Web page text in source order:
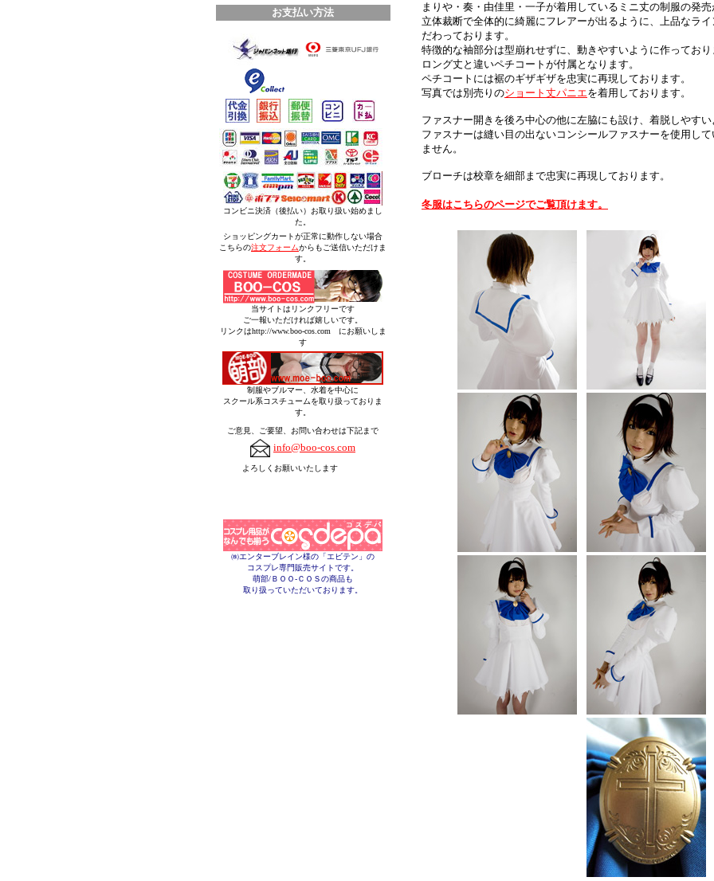
お支払い方法
コンビニ決済（後払い）お取り扱い始めまし
た。
ショッピングカートが正常に動作しない場合
こちらの注文フォームからもご送信いただけま
す。
当サイトはリンクフリーです
ご一報いただければ嬉しいです。
リンクはhttp://www.boo-cos.com にお願いしま
す
制服やブルマー、水着を中心に
スクール系コスチュームを取り扱っておりま
す。
ご意見、ご要望、お問い合わせは下記まで
info@boo-cos.com
よろしくお願いいたします
㈱エンターブレイン様の「エビテン」の
コスプレ専門販売サイトです。
萌部/ＢＯＯ-ＣＯＳの商品も
取り扱っていただいております。
まりや・奏・由佳里・一子が着用しているミニ丈の制服の発売
立体裁断で全体的に綺麗にフレアーが出るように、上品なラ
だわっております。
特徴的な袖部分は型崩れせずに、動きやすいように作っており
ロング丈と違いペチコートが付属となります。
ペチコートには裾のギザギザを忠実に再現しております。
写真では別売りのショート丈パニエを着用しております。
ファスナー開きを後ろ中心の他に左脇にも設け、着脱しやすい
ファスナーは縫い目の出ないコンシールファスナーを使用し
ません。
ブローチは校章を細部まで忠実に再現しております。
冬服はこちらのページでご覧頂けます。